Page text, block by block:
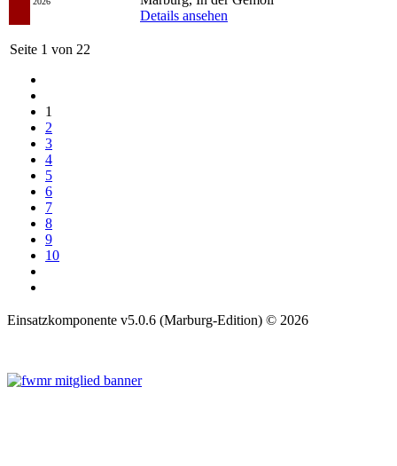
Details ansehen
Seite 1 von 22
1
2
3
4
5
6
7
8
9
10
Einsatzkomponente v5.0.6 (Marburg-Edition) © 2026